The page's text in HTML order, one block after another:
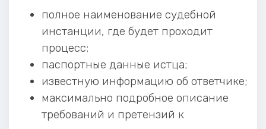
полное наименование судебной
инстанции, где будет проходит
процесс;
паспортные данные истца;
известную информацию об ответчике;
максимально подробное описание
требований и претензий к